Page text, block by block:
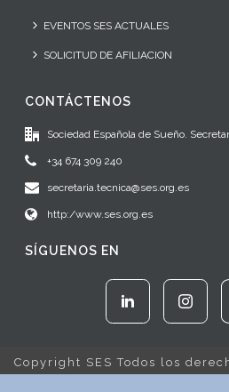
EVENTOS SES ACTUALES
SOLICITUD DE AFILIACION
CONTÁCTENOS
Sociedad Española de Sueño.
+34 674 309 240
secretaria.tecnica@ses.org.es
http:/www.ses.org.es
SÍGUENOS EN
Copyright SES Todos los